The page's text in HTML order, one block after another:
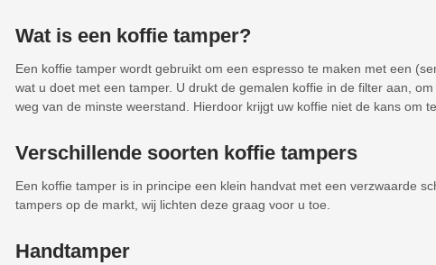
Wat is een koffie tamper?
Een koffie tamper wordt gebruikt om een espresso te maken met een
wat u doet met een tamper. U drukt de gemalen koffie in de filter aan,
weg van de minste weerstand. Hierdoor krijgt uw koffie niet de kans om
Verschillende soorten koffie tampers
Een koffie tamper is in principe een klein handvat met een verzwaarde
tampers op de markt, wij lichten deze graag voor u toe.
Handtamper